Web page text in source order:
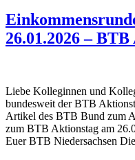
26.01.2026 –
Liebe Kolle­ginnen und
bundes­weit der BTB
Artikel des BTB Bund zum
zum BTB Akti­onstag am
Euer BTB Nieder­sachsen